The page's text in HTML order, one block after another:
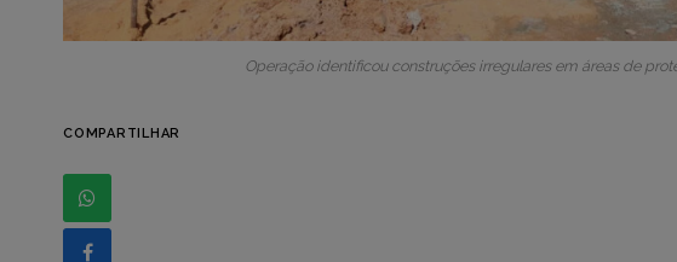
Operação identificou construções irregulares em áreas de
COMPARTILHAR